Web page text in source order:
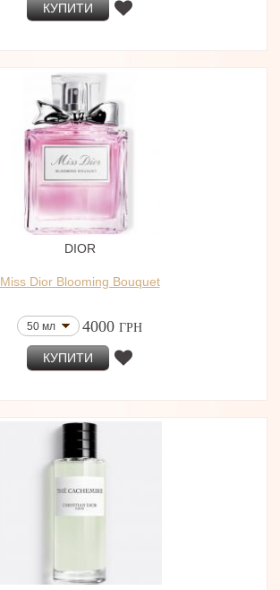
КУПИТИ
DIOR
Miss Dior Blooming Bouquet
50 мл 4000 ГРН
КУПИТИ